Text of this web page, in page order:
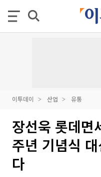
이투데이 산업 유통
장선욱 롯데면
주년 기념식
다